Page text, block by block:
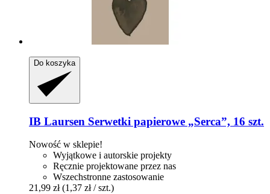
Do koszyka
IB Laursen Serwetki papierowe „Serca”, 16 szt.
Nowość w sklepie!
Wyjątkowe i autorskie projekty
Ręcznie projektowane przez nas
Wszechstronne zastosowanie
21,99 zł (1,37 zł / szt.)